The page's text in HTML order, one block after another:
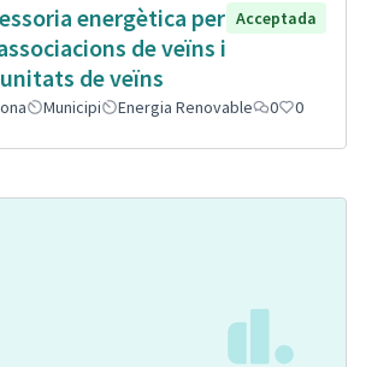
energètica per
de veïns i
de veïns
Acceptada
Municipi Energia Renovable 0 0